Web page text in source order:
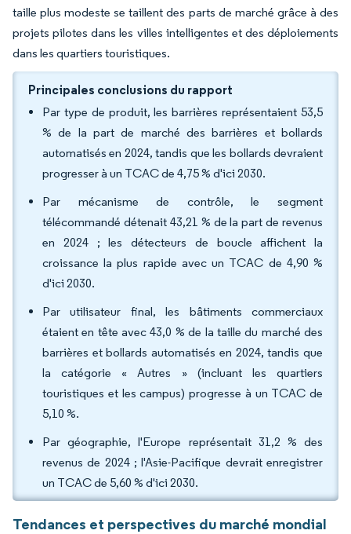
taille plus modeste se taillent des parts de marché grâce à des
projets pilotes dans les villes intelligentes et des déploiements
dans les quartiers touristiques.
Principales conclusions du rapport
Par type de produit, les barrières représentaient 53,5
% de la part de marché des barrières et bollards
automatisés en 2024, tandis que les bollards devraient
progresser à un TCAC de 4,75 % d'ici 2030.
Par mécanisme de contrôle, le segment
télécommandé détenait 43,21 % de la part de revenus
en 2024 ; les détecteurs de boucle affichent la
croissance la plus rapide avec un TCAC de 4,90 %
d'ici 2030.
Par utilisateur final, les bâtiments commerciaux
étaient en tête avec 43,0 % de la taille du marché des
barrières et bollards automatisés en 2024, tandis que
la catégorie « Autres » (incluant les quartiers
touristiques et les campus) progresse à un TCAC de
5,10 %.
Par géographie, l'Europe représentait 31,2 % des
revenus de 2024 ; l'Asie-Pacifique devrait enregistrer
un TCAC de 5,60 % d'ici 2030.
Tendances et perspectives du marché mondial